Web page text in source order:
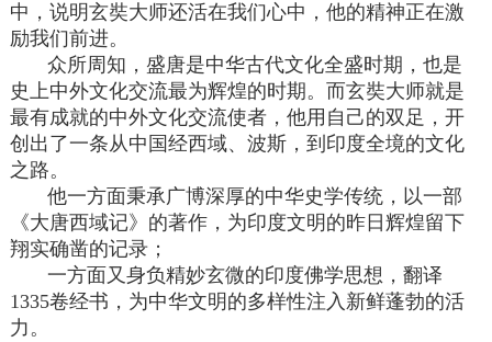
中，说明玄奘大师还活在我们心中，他的精神正在激
励我们前进。
众所周知，盛唐是中华古代文化全盛时期，也是
史上中外文化交流最为辉煌的时期。而玄奘大师就是
最有成就的中外文化交流使者，他用自己的双足，开
创出了一条从中国经西域、波斯，到印度全境的文化
之路。
他一方面秉承广博深厚的中华史学传统，以一部
《大唐西域记》的著作，为印度文明的昨日辉煌留下
翔实确凿的记录；
一方面又身负精妙玄微的印度佛学思想，翻译
1335卷经书，为中华文明的多样性注入新鲜蓬勃的活
力。